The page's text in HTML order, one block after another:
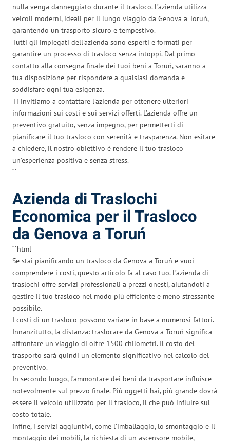
nulla venga danneggiato durante il trasloco. L’azienda utilizza
veicoli moderni, ideali per il lungo viaggio da Genova a Toruń,
garantendo un trasporto sicuro e tempestivo.
Tutti gli impiegati dell’azienda sono esperti e formati per
garantire un processo di trasloco senza intoppi. Dal primo
contatto alla consegna finale dei tuoi beni a Toruń, saranno a
tua disposizione per rispondere a qualsiasi domanda e
soddisfare ogni tua esigenza.
Ti invitiamo a contattare l’azienda per ottenere ulteriori
informazioni sui costi e sui servizi offerti. L’azienda offre un
preventivo gratuito, senza impegno, per permetterti di
pianificare il tuo trasloco con serenità e trasparenza. Non esitare
a chiedere, il nostro obiettivo è rendere il tuo trasloco
un’esperienza positiva e senza stress.
“`
Azienda di Traslochi
Economica per il Trasloco
da Genova a Toruń
“`html
Se stai pianificando un trasloco da Genova a Toruń e vuoi
comprendere i costi, questo articolo fa al caso tuo. L’azienda di
traslochi offre servizi professionali a prezzi onesti, aiutandoti a
gestire il tuo trasloco nel modo più efficiente e meno stressante
possibile.
I costi di un trasloco possono variare in base a numerosi fattori.
Innanzitutto, la distanza: traslocare da Genova a Toruń significa
affrontare un viaggio di oltre 1500 chilometri. Il costo del
trasporto sarà quindi un elemento significativo nel calcolo del
preventivo.
In secondo luogo, l’ammontare dei beni da trasportare influisce
notevolmente sul prezzo finale. Più oggetti hai, più grande dovrà
essere il veicolo utilizzato per il trasloco, il che può influire sul
costo totale.
Infine, i servizi aggiuntivi, come l’imballaggio, lo smontaggio e il
montaggio dei mobili, la richiesta di un ascensore mobile,